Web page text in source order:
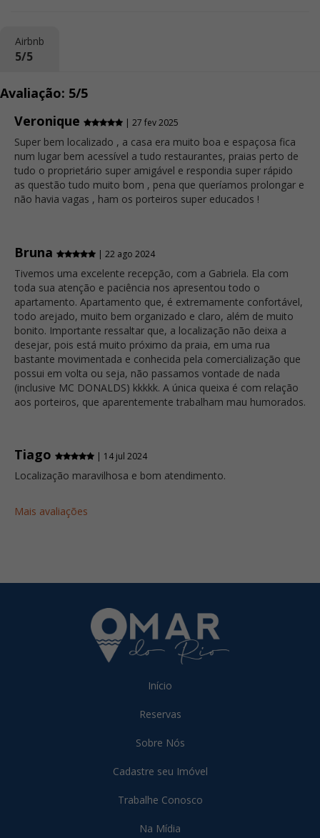
Airbnb
5/5
Avaliação: 5/5
Veronique
| 27 fev 2025
Super bem localizado , a casa era muito boa e espaçosa fica
num lugar bem acessível a tudo restaurantes, praias perto de
tudo o proprietário super amigável e respondia super rápido
as questão tudo muito bom , pena que queríamos prolongar e
não havia vagas , ham os porteiros super educados !
Bruna | 22 ago 2024
Tivemos uma excelente recepção, com a Gabriela. Ela com
toda sua atenção e paciência nos apresentou todo o
apartamento. Apartamento que, é extremamente confortável,
todo arejado, muito bem organizado e claro, além de muito
bonito. Importante ressaltar que, a localização não deixa a
desejar, pois está muito próximo da praia, em uma rua
bastante movimentada e conhecida pela comercialização que
possui em volta ou seja, não passamos vontade de nada
(inclusive MC DONALDS) kkkkk. A única queixa é com relação
aos porteiros, que aparentemente trabalham mau humorados.
Tiago | 14 jul 2024
Localização maravilhosa e bom atendimento.
Mais avaliações
Início
Reservas
Sobre Nós
Cadastre seu Imóvel
Trabalhe Conosco
Na Mídia